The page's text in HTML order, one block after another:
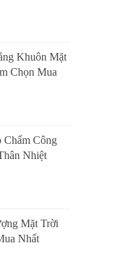
Khuôn Mặt
Chọn Mua
Công
Nhiệt
Mặt Trời
Nhất